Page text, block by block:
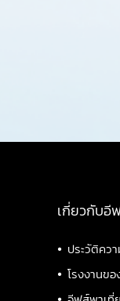
เกี่ยวกับอี
• ประวัติคว
• โรงงานข